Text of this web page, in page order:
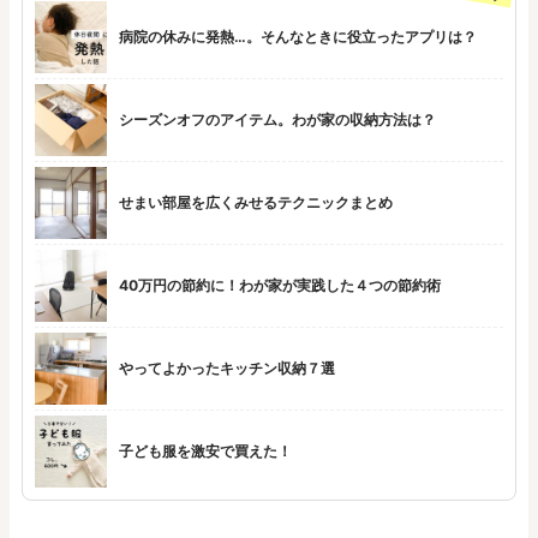
病院の休みに発熱…。そんなときに役立ったアプリは？
シーズンオフのアイテム。わが家の収納方法は？
せまい部屋を広くみせるテクニックまとめ
40万円の節約に！わが家が実践した４つの節約術
やってよかったキッチン収納７選
子ども服を激安で買えた！